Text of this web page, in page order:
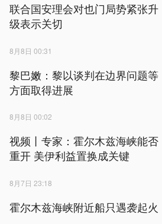
联合国安理会对也门局势紧张升
级表示关切
8月8日 00:31
黎巴嫩：黎以谈判在边界问题等
方面取得进展
8月8日 00:02
视频丨专家：霍尔木兹海峡能否
重开 美伊利益置换成关键
8月7日 23:18
霍尔木兹海峡附近船只遇袭起火